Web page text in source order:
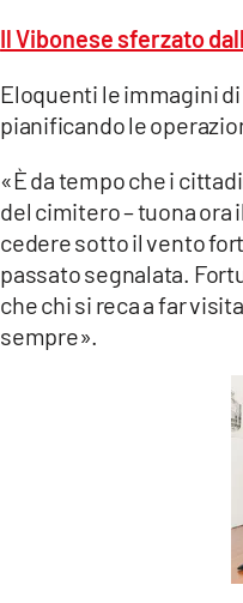
Vai
Il Vibonese sferzato
Eloquenti le immagini
pianificando le
«È da tempo che i
del cimitero – tuona ora
cedere sotto il vento
passato segnalata.
che chi si reca a far
sempre».